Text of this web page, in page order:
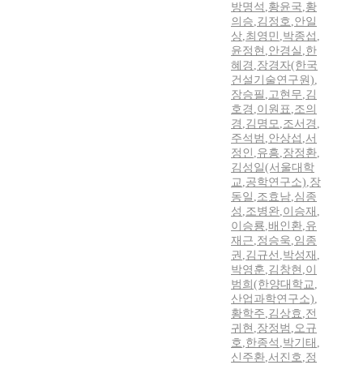
방명석 ,황윤국,황
의승,김정호,안일
상,최영민 ,박종섭 ,
윤정현 ,안경실 ,한
혜경 ,장경자(한국
건설기술연구원),
장승필 ,고현무,김
호경 ,이원표,조의
경 ,김명모,조서경 ,
주석범 ,안상섭 ,서
정인 ,유흥,장정환,
김성일(서울대학
교,공학연구소),장
동일 ,조효남,심종
성 ,조병완,이승재 ,
이승룡,배인환,유
재근,정승욱,임종
권 ,김규선 ,박성재 ,
박영훈,김창현 ,이
범희(한양대학교,
산업과학연구소),
황학주,김상효 ,전
귀현 ,장정범 ,오규
호,한종석 ,박기태 ,
신주환,서진호,정